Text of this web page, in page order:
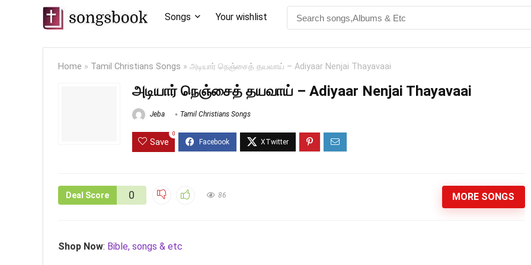
Songs Your wishlist
Home » Tamil Christians Songs » அடியார் நெஞ்சைத் தயவாய் – Adiyaar Nenjai Thayavaai
அடியார் நெஞ்சைத் தயவாய் – Adiyaar Nenjai Thayavaai
Jeba Tamil Christians Songs
Save
0
Deal Score 0 86 MORE SONGS
Shop Now: Bible, songs & etc